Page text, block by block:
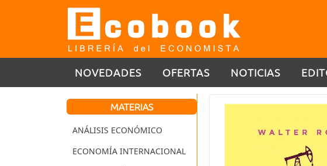
NOVEDADES OFERTAS NOTICIAS
MATERIAS
ANÁLISIS ECONÓMICO
ECONOMÍA INTERNACIONAL